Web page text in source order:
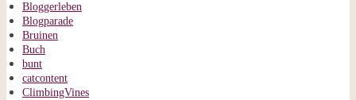
Bloggerleben
Blogparade
Bruinen
Buch
bunt
catcontent
ClimbingVines